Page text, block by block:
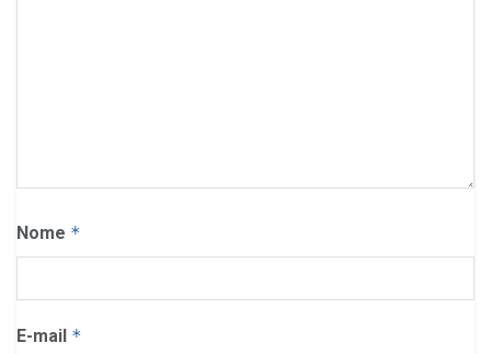
Nome *
E-mail *